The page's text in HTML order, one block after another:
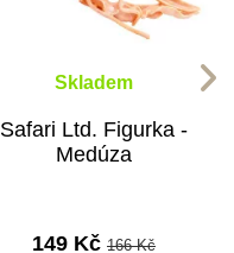
Skladem
Safari Ltd. Figurka -
Medúza
149 Kč 166 Kč